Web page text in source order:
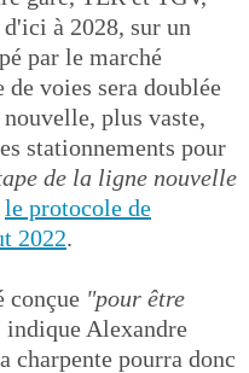
à 2028, sur un
par le marché
voies sera doublée
plus vaste,
stationnements pour
de la ligne nouvelle
le protocole de
2022.
conçue "pour être
indique Alexandre
charpente pourra donc